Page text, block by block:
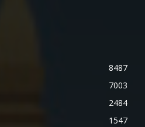
8487
7003
2484
1547